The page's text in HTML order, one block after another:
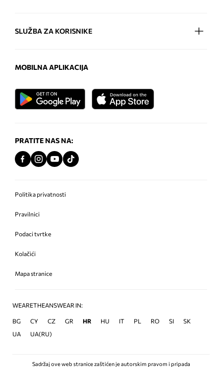
SLUŽBA ZA KORISNIKE
MOBILNA APLIKACIJA
PRATITE NAS NA:
Politika privatnosti
Pravilnici
Podaci tvrtke
Kolačići
Mapa stranice
WEARETHEANSWEAR IN:
BG CY CZ GR HR HU IT PL RO SI
SK
UA
UA(RU)
Sadržaj ove web stranice zaštićen je autorskim pravom i pripada